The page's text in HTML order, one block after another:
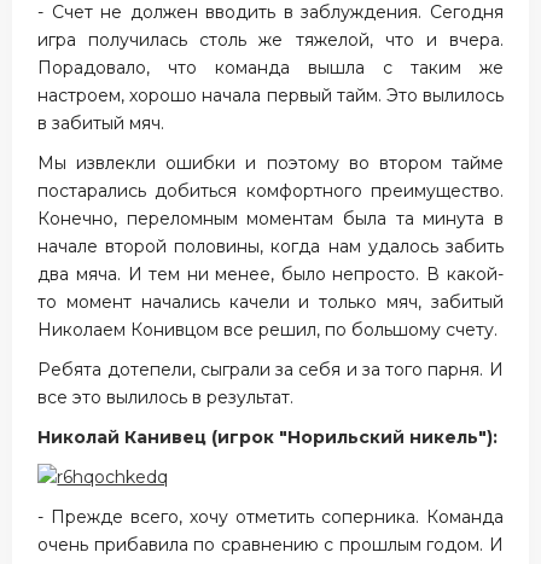
- Счет не должен вводить в заблуждения. Сегодня
игра получилась столь же тяжелой, что и вчера.
Порадовало, что команда вышла с таким же
настроем, хорошо начала первый тайм. Это вылилось
в забитый мяч.
Мы извлекли ошибки и поэтому во втором тайме
постарались добиться комфортного преимущество.
Конечно, переломным моментам была та минута в
начале второй половины, когда нам удалось забить
два мяча. И тем ни менее, было непросто. В какой-
то момент начались качели и только мяч, забитый
Николаем Конивцом все решил, по большому счету.
Ребята дотепели, сыграли за себя и за того парня. И
все это вылилось в результат.
Николай Канивец (игрок "Норильский никель"):
- Прежде всего, хочу отметить соперника. Команда
очень прибавила по сравнению с прошлым годом. И